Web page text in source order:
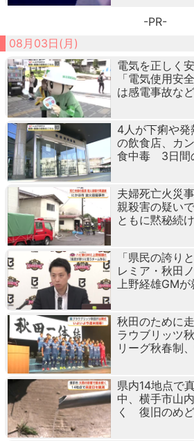
-PR-
08月03日(月)
電気を正しく
「電気使用
は感電事故な
4人が下痢や
の飲食店、カ
食中毒 3日間
夫婦死亡火災
親殺害の疑い
ともに黙秘続
「県民の誇り
レミア・秋田
上野経雄GM
秋田のために
ラウブリッツ
リーグ秋春制
県内14地点で
中、横手市山
く 復旧のめ